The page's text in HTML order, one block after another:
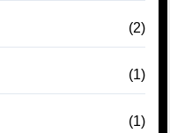
(2)
(1)
(1)